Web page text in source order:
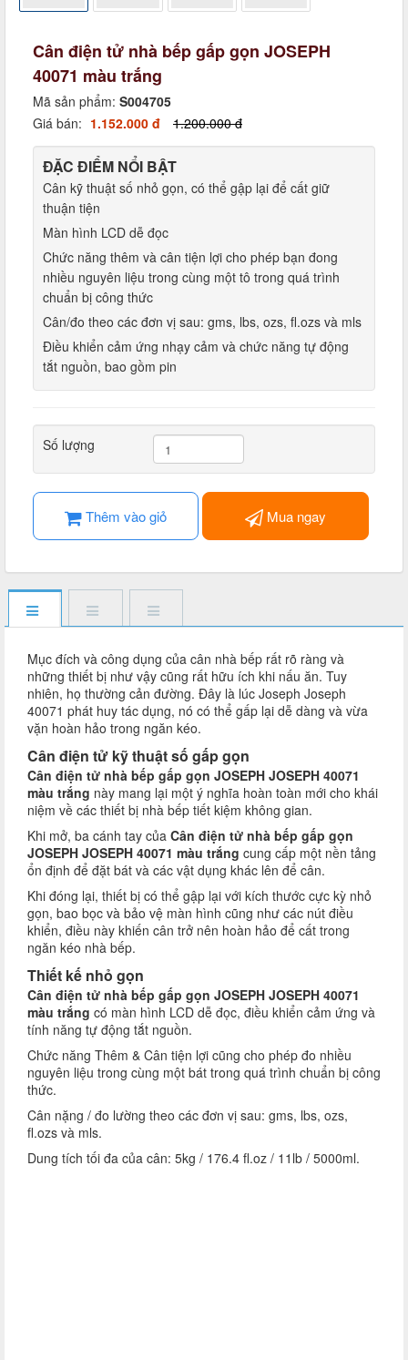
Cân điện tử nhà bếp gấp gọn JOSEPH
40071 màu trắng
Mã sản phẩm: S004705
Giá bán: 1.152.000 đ 1.200.000 đ
ĐẶC ĐIỂM NỔI BẬT
Cân kỹ thuật số nhỏ gọn, có thể gập lại để cất giữ
thuận tiện
Màn hình LCD dễ đọc
Chức năng thêm và cân tiện lợi cho phép bạn đong
nhiều nguyên liệu trong cùng một tô trong quá trình
chuẩn bị công thức
Cân/đo theo các đơn vị sau: gms, lbs, ozs, fl.ozs và mls
Điều khiển cảm ứng nhạy cảm và chức năng tự động
tắt nguồn, bao gồm pin
Số lượng
Thêm vào giỏ Mua ngay
Mục đích và công dụng của cân nhà bếp rất rõ ràng và
những thiết bị như vậy cũng rất hữu ích khi nấu ăn. Tuy
nhiên, họ thường cản đường. Đây là lúc Joseph Joseph
40071 phát huy tác dụng, nó có thể gấp lại dễ dàng và vừa
vặn hoàn hảo trong ngăn kéo.
Cân điện tử kỹ thuật số gấp gọn
Cân điện tử nhà bếp gấp gọn JOSEPH JOSEPH 40071
màu trắng này mang lại một ý nghĩa hoàn toàn mới cho khái
niệm về các thiết bị nhà bếp tiết kiệm không gian.
Khi mở, ba cánh tay của Cân điện tử nhà bếp gấp gọn
JOSEPH JOSEPH 40071 màu trắng cung cấp một nền tảng
ổn định để đặt bát và các vật dụng khác lên để cân.
Khi đóng lại, thiết bị có thể gập lại với kích thước cực kỳ nhỏ
gọn, bao bọc và bảo vệ màn hình cũng như các nút điều
khiển, điều này khiến cân trở nên hoàn hảo để cất trong
ngăn kéo nhà bếp.
Thiết kế nhỏ gọn
Cân điện tử nhà bếp gấp gọn JOSEPH JOSEPH 40071
màu trắng có màn hình LCD dễ đọc, điều khiển cảm ứng và
tính năng tự động tắt nguồn.
Chức năng Thêm & Cân tiện lợi cũng cho phép đo nhiều
nguyên liệu trong cùng một bát trong quá trình chuẩn bị công
thức.
Cân nặng / đo lường theo các đơn vị sau: gms, lbs, ozs,
fl.ozs và mls.
Dung tích tối đa của cân: 5kg / 176.4 fl.oz / 11lb / 5000ml.